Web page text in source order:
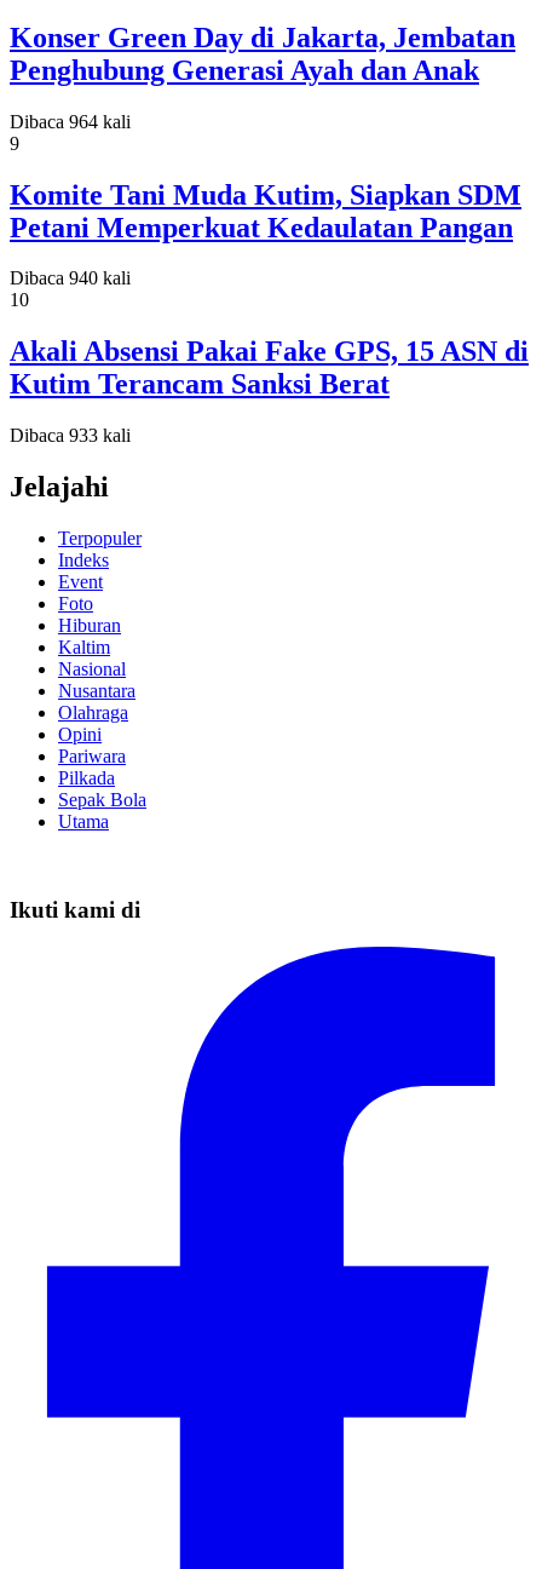
Konser Green Day di Jakarta, Jembatan
Penghubung Generasi Ayah dan Anak
Dibaca 964 kali
9
Komite Tani Muda Kutim, Siapkan SDM
Petani Memperkuat Kedaulatan Pangan
Dibaca 940 kali
10
Akali Absensi Pakai Fake GPS, 15 ASN di
Kutim Terancam Sanksi Berat
Dibaca 933 kali
Jelajahi
Terpopuler
Indeks
Event
Foto
Hiburan
Kaltim
Nasional
Nusantara
Olahraga
Opini
Pariwara
Pilkada
Sepak Bola
Utama
Ikuti kami di